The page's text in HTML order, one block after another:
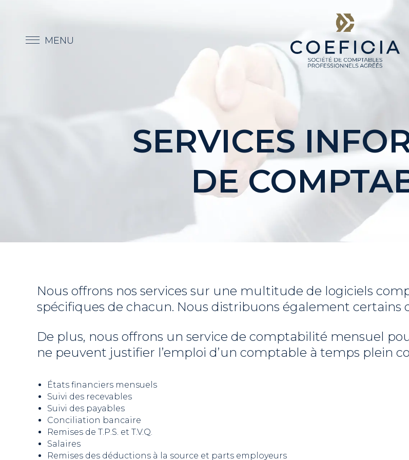
SERVICES
DE
Nous offrons nos services sur une multitude de logiciels
spécifiques de chacun. Nous distribuons également certains
De plus, nous offrons un service de comptabilité mensuel
ne peuvent justifier l’emploi d’un comptable à temps plein
États financiers mensuels
Suivi des recevables
Suivi des payables
Conciliation bancaire
Remises de T.P.S. et T.V.Q.
Salaires
Remises des déductions à la source et parts employeurs